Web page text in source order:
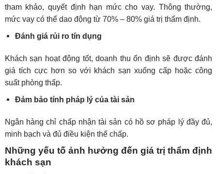
tham khảo, quyết định hạn mức cho vay. Thông thường,
mức vay có thể dao động từ 70% – 80% giá trị thẩm định.
Đánh giá rủi ro tín dụng
Khách sạn hoạt động tốt, doanh thu ổn định sẽ được đánh
giá tích cực hơn so với khách sạn xuống cấp hoặc công
suất phòng thấp.
Đảm bảo tính pháp lý của tài sản
Ngân hàng chỉ chấp nhận tài sản có hồ sơ pháp lý đầy đủ,
minh bạch và đủ điều kiện thế chấp.
Những yếu tố ảnh hưởng đến giá trị thẩm định
khách sạn